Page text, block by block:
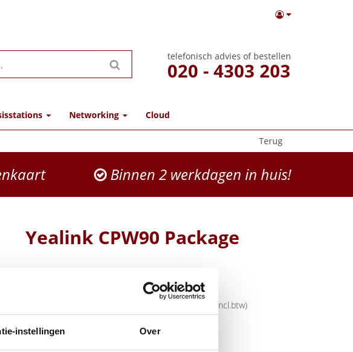
instellingen Over
telefonisch advies of bestellen
020 - 4303 203
Networking Cloud
Terug
Binnen 2 werkdagen in huis!
Yealink CPW90 Package
1204620
95 incl.btw)
€ 270